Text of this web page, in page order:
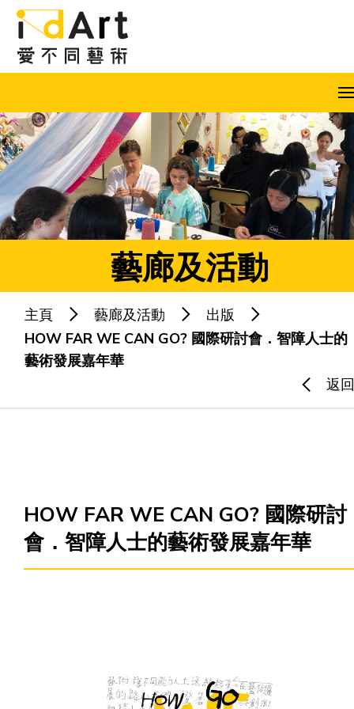
跳到內容（按回車鍵）
EN 繁 简 A A
熱門關鍵字：藝術共融 藝術家
藝廊及活動
藝廊及活動
主頁 藝廊及活動
出版
HOW FAR WE CAN GO? 國際研討會．智障人士的
藝術發展嘉年華
返回
HOW FAR WE CAN GO? 國際研討
會．智障人士的藝術發展嘉年華